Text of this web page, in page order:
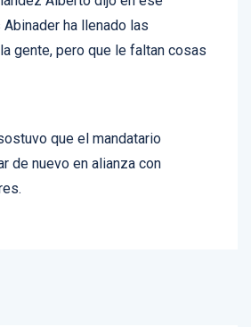
ha llenado las
gente, pero que le faltan cosas
de nuevo en alianza con